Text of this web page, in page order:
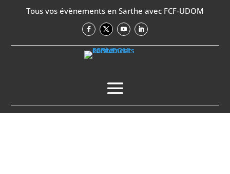
Tous vos évènements en Sarthe avec FCF-UDOM